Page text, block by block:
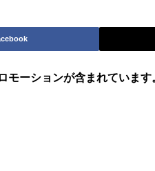
モーションが含まれています